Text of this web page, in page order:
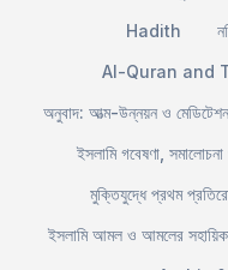
Hadith
Al-Quran and
অনুবাদ: আত্ম-উন্নয়ন ও মেডিটেশন
ইসলামি গবেষণা,
মুক্তিযুদ্ধে প্রথম
ইসলামি আমল ও আমলের